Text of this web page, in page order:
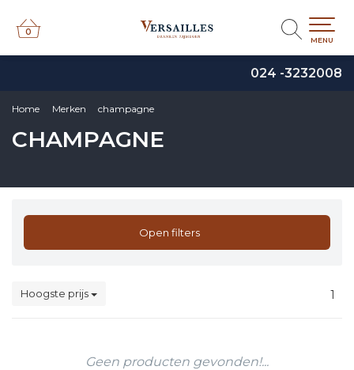
024 -3232008
0
0
MENU
Home Merken champagne
CHAMPAGNE
Open filters
Hoogste prijs 1
Geen producten gevonden!...